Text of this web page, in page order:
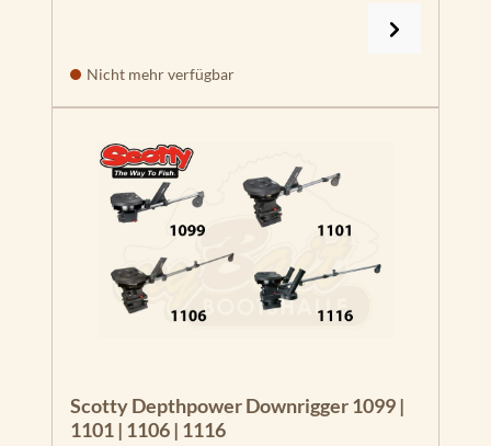
Nicht mehr verfügbar
Scotty Depthpower Downrigger 1099 |
1101 | 1106 | 1116